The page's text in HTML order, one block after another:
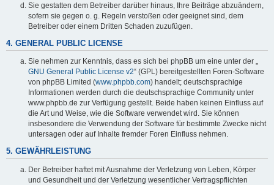
Sie gestatten dem Betreiber darüber hinaus, Ihre Beiträge abzuändern,
sofern sie gegen o. g. Regeln verstoßen oder geeignet sind, dem
Betreiber oder einem Dritten Schaden zuzufügen.
4. GENERAL PUBLIC LICENSE
Sie nehmen zur Kenntnis, dass es sich bei phpBB um eine unter der „
GNU General Public License v2“ (GPL) bereitgestellten Foren-Software
von phpBB Limited (www.phpbb.com) handelt; deutschsprachige
Informationen werden durch die deutschsprachige Community unter
www.phpbb.de zur Verfügung gestellt. Beide haben keinen Einfluss auf
die Art und Weise, wie die Software verwendet wird. Sie können
insbesondere die Verwendung der Software für bestimmte Zwecke nicht
untersagen oder auf Inhalte fremder Foren Einfluss nehmen.
5. GEWÄHRLEISTUNG
Der Betreiber haftet mit Ausnahme der Verletzung von Leben, Körper
und Gesundheit und der Verletzung wesentlicher Vertragspflichten